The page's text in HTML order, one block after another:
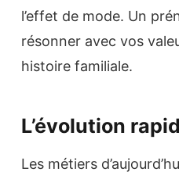
l’effet de mode. Un
résonner avec vos
histoire familiale.
L’évolution
Les métiers